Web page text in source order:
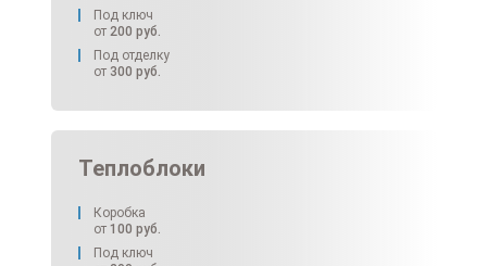
Под ключ
от 200 руб.
Под отделку
от 300 руб.
Теплоблоки
Коробка
от 100 руб.
Под ключ